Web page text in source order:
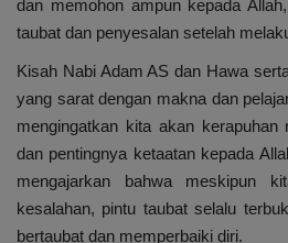
dan memohon ampun kepada
taubat dan penyesalan setelah
Kisah Nabi Adam AS dan Hawa
yang sarat dengan makna dan
mengingatkan kita akan kerapuhan
dan pentingnya ketaatan kepada
mengajarkan bahwa meskipun
kesalahan, pintu taubat selalu
bertaubat dan memperbaiki diri.